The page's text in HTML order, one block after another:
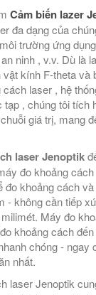
Cảm biến lazer
đa dạng của
trường ứng
ninh , v.v. Dù là
kính F-theta và
laser , hệ
, chúng tôi tích
giá trị, mang
laser Jenoptik
đo khoảng
đo khoảng cách
- không cần tiếp
Máy đo
khoảng cách
chóng - ngay
nhất.
laser Jenoptik